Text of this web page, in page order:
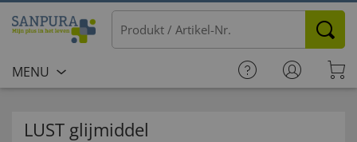
MENU
LUST glijmiddel